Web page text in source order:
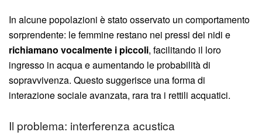
In alcune popolazioni è stato osservato un comportamento
sorprendente: le femmine restano nei pressi dei nidi e
richiamano vocalmente i piccoli, facilitando il loro
ingresso in acqua e aumentando le probabilità di
sopravvivenza. Questo suggerisce una forma di
interazione sociale avanzata, rara tra i rettili acquatici.
Il problema: interferenza acustica